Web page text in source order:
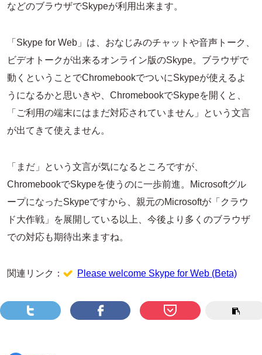
などのブラウザでSkypeが利用出来ます。
「Skype for Web」は、おなじみのチャットや音声トーク、
ビデオトークが出来るオンライン版のSkype。ブラウザで
動くということでChromebookでついにSkypeが使えるよ
うになるかと思いきや、ChromebookでSkypeを開くと、
「ご利用の端末にはまだ対応されていません」という文言
が出てきて使えません。
「まだ」という文言が気になるところですが、
ChromebookでSkypeを使うのに一歩前進。Microsoftグル
ープになったSkypeですから、親元のMicrosoftが「クラウ
ド大作戦」を展開している以上、今後より多くのブラウザ
での対応も期待出来ますね。
関連リンク： Please welcome Skype for Web (Beta)